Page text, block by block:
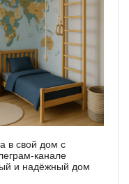
в свой дом с
канале
и надёжный дом